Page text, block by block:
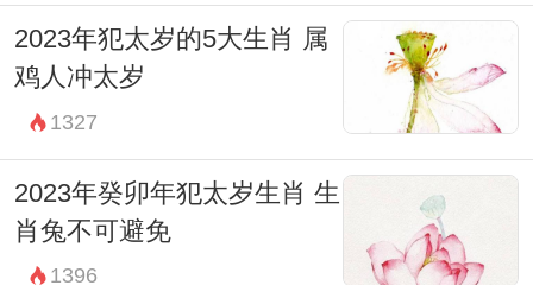
2023年犯太岁的5大生肖 属
鸡人冲太岁
1327
2023年癸卯年犯太岁生肖 生
肖兔不可避免
1396